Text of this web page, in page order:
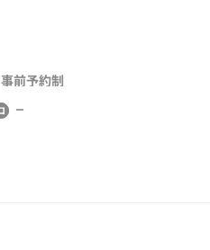
事前予約制